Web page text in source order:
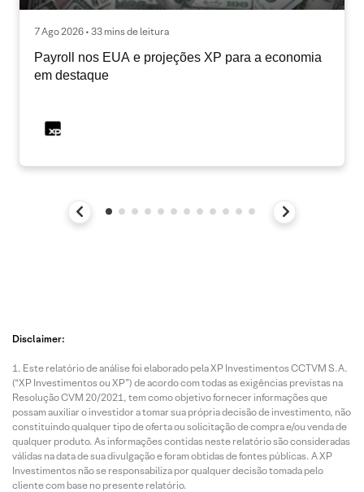
7 Ago 2026 • 33 mins de leitura
Payroll nos EUA e projeções XP para a economia
em destaque
Disclaimer:
Este relatório de análise foi elaborado pela XP Investimentos CCTVM S.A.
(“XP Investimentos ou XP”) de acordo com todas as exigências previstas na
Resolução CVM 20/2021, tem como objetivo fornecer informações que
possam auxiliar o investidor a tomar sua própria decisão de investimento, não
constituindo qualquer tipo de oferta ou solicitação de compra e/ou venda de
qualquer produto. As informações contidas neste relatório são consideradas
válidas na data de sua divulgação e foram obtidas de fontes públicas. A XP
Investimentos não se responsabiliza por qualquer decisão tomada pelo
cliente com base no presente relatório.